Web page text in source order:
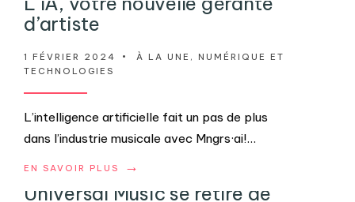
d’artiste
1 FÉVRIER 2024 • À LA UNE , NUMÉRIQUE ET
TECHNOLOGIES
L’intelligence artificielle fait un pas de plus
dans l’industrie musicale avec Mngrs·ai!...
EN SAVOIR PLUS →
Universal Music se retire de